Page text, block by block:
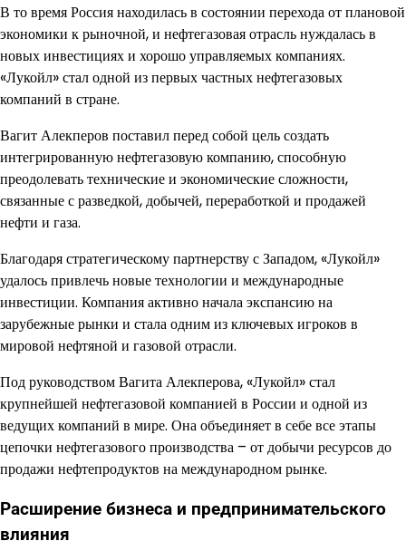
В то время Россия находилась в состоянии перехода от плановой
экономики к рыночной, и нефтегазовая отрасль нуждалась в
новых инвестициях и хорошо управляемых компаниях.
«Лукойл» стал одной из первых частных нефтегазовых
компаний в стране.
Вагит Алекперов поставил перед собой цель создать
интегрированную нефтегазовую компанию, способную
преодолевать технические и экономические сложности,
связанные с разведкой, добычей, переработкой и продажей
нефти и газа.
Благодаря стратегическому партнерству с Западом, «Лукойл»
удалось привлечь новые технологии и международные
инвестиции. Компания активно начала экспансию на
зарубежные рынки и стала одним из ключевых игроков в
мировой нефтяной и газовой отрасли.
Под руководством Вагита Алекперова, «Лукойл» стал
крупнейшей нефтегазовой компанией в России и одной из
ведущих компаний в мире. Она объединяет в себе все этапы
цепочки нефтегазового производства – от добычи ресурсов до
продажи нефтепродуктов на международном рынке.
Расширение бизнеса и предпринимательского
влияния